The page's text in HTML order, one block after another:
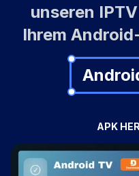
unseren
Ihrem
APK